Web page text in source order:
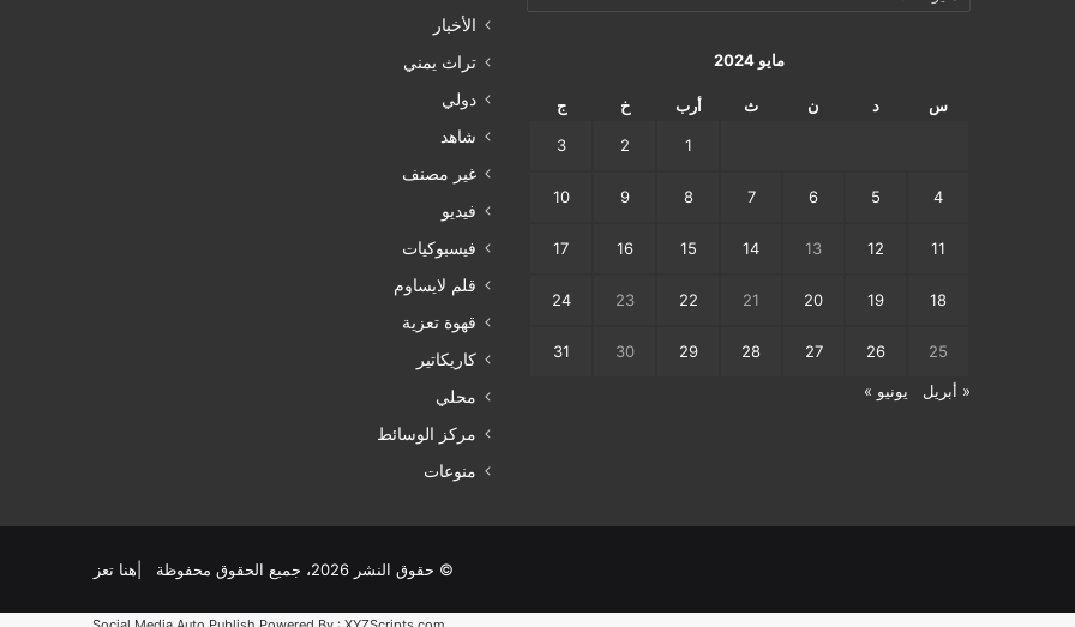
مايو 2024
س د ن ث أرب خ ج
1
2
3
4
5
6
7
8
9
10
11
12
13
14
15
16
17
18
19
20
21
22
23
24
25
26
27
28
29
30
31
« أبريل يونيو »
الأخبار
تراث يمني
دولي
شاهد
غير مصنف
فيديو
فيسبوكيات
قلم لايساوم
قهوة تعزية
كاريكاتير
محلي
مركز الوسائط
منوعات
© حقوق النشر 2026، جميع الحقوق محفوظة |هنا تعز